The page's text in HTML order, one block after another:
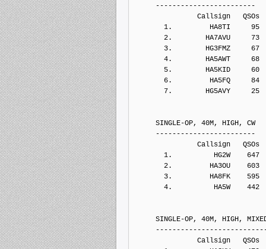
------------------------
Callsign   QSOs  Points
1.         HA8TI     95
2.        HA7AVU     73
3.        HG3FMZ     67
4.        HA5AWT     68
5.        HA5KID     60
6.         HA5FQ     84
7.        HG5AVY     25
SINGLE-OP, 40M, HIGH, CW
------------------------
Callsign   QSOs  Points
1.          HG2W    647
2.         HA3OU    603
3.         HA8FK    595
4.          HA5W    442
SINGLE-OP, 40M, HIGH,
Callsign   QSOs  Points